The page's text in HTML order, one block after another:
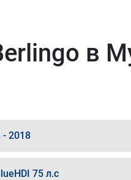
в
- 2018
75 л.с